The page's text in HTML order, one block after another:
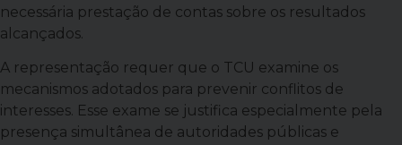
necessária prestação de contas sobre os resultados
alcançados.
A representação requer que o TCU examine os
mecanismos adotados para prevenir conflitos de
interesses. Esse exame se justifica especialmente pela
presença simultânea de autoridades públicas e